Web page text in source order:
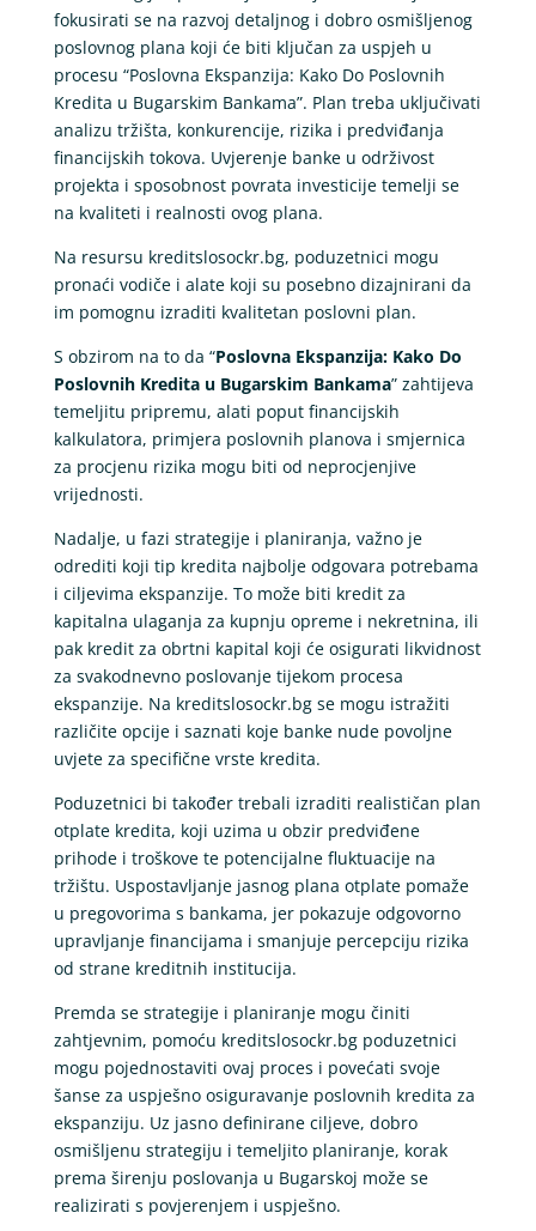
fokusirati se na razvoj detaljnog i dobro osmišljenog
poslovnog plana koji će biti ključan za uspjeh u
procesu “Poslovna Ekspanzija: Kako Do Poslovnih
Kredita u Bugarskim Bankama”. Plan treba uključivati
analizu tržišta, konkurencije, rizika i predviđanja
financijskih tokova. Uvjerenje banke u održivost
projekta i sposobnost povrata investicije temelji se
na kvaliteti i realnosti ovog plana.
Na resursu kreditslosockr.bg, poduzetnici mogu
pronaći vodiče i alate koji su posebno dizajnirani da
im pomognu izraditi kvalitetan poslovni plan.
S obzirom na to da “Poslovna Ekspanzija: Kako Do
Poslovnih Kredita u Bugarskim Bankama” zahtijeva
temeljitu pripremu, alati poput financijskih
kalkulatora, primjera poslovnih planova i smjernica
za procjenu rizika mogu biti od neprocjenjive
vrijednosti.
Nadalje, u fazi strategije i planiranja, važno je
odrediti koji tip kredita najbolje odgovara potrebama
i ciljevima ekspanzije. To može biti kredit za
kapitalna ulaganja za kupnju opreme i nekretnina, ili
pak kredit za obrtni kapital koji će osigurati likvidnost
za svakodnevno poslovanje tijekom procesa
ekspanzije. Na kreditslosockr.bg se mogu istražiti
različite opcije i saznati koje banke nude povoljne
uvjete za specifične vrste kredita.
Poduzetnici bi također trebali izraditi realističan plan
otplate kredita, koji uzima u obzir predviđene
prihode i troškove te potencijalne fluktuacije na
tržištu. Uspostavljanje jasnog plana otplate pomaže
u pregovorima s bankama, jer pokazuje odgovorno
upravljanje financijama i smanjuje percepciju rizika
od strane kreditnih institucija.
Premda se strategije i planiranje mogu činiti
zahtjevnim, pomoću kreditslosockr.bg poduzetnici
mogu pojednostaviti ovaj proces i povećati svoje
šanse za uspješno osiguravanje poslovnih kredita za
ekspanziju. Uz jasno definirane ciljeve, dobro
osmišljenu strategiju i temeljito planiranje, korak
prema širenju poslovanja u Bugarskoj može se
realizirati s povjerenjem i uspješno.